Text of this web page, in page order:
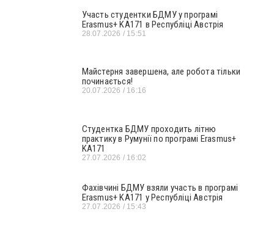
Участь студентки БДМУ у програмі
Erasmus+ KA171 в Республіці Австрія
28.07.2026 15:51
Майстерня завершена, але робота тільки
починається!
20.07.2026 16:16
Студентка БДМУ проходить літню
практику в Румунії по програмі Erasmus+
KA171
27.07.2026 16:02
Фахівчині БДМУ взяли участь в програмі
Erasmus+ KA171 у Республіці Австрія
27.07.2026 15:43